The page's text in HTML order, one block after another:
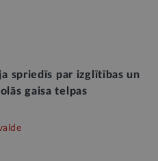
spriedīs par izglītības un
gaisa telpas